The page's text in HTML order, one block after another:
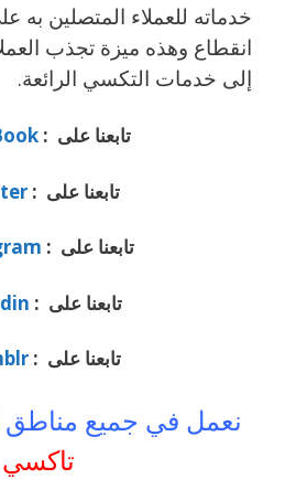
خدماته للعملاء المتصلين به
انقطاع وهذه ميزة تجذب
إلى خدمات التكسي الرائعة.
تابعنا على :
تابعنا على :
تابعنا على :
تابعنا على :
تابعنا على :
نعمل في جميع
تاكسي